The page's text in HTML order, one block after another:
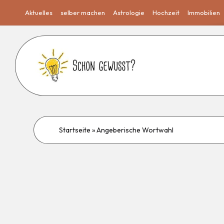
Aktuelles selber machen Astrologie Hochzeit Immobilien
Startseite »Angeberische Wortwahl